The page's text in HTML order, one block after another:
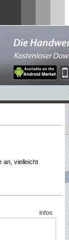
an, vielleicht
infos